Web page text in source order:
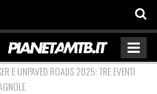
E UNPAVED ROADS 2025: TRE EVENTI